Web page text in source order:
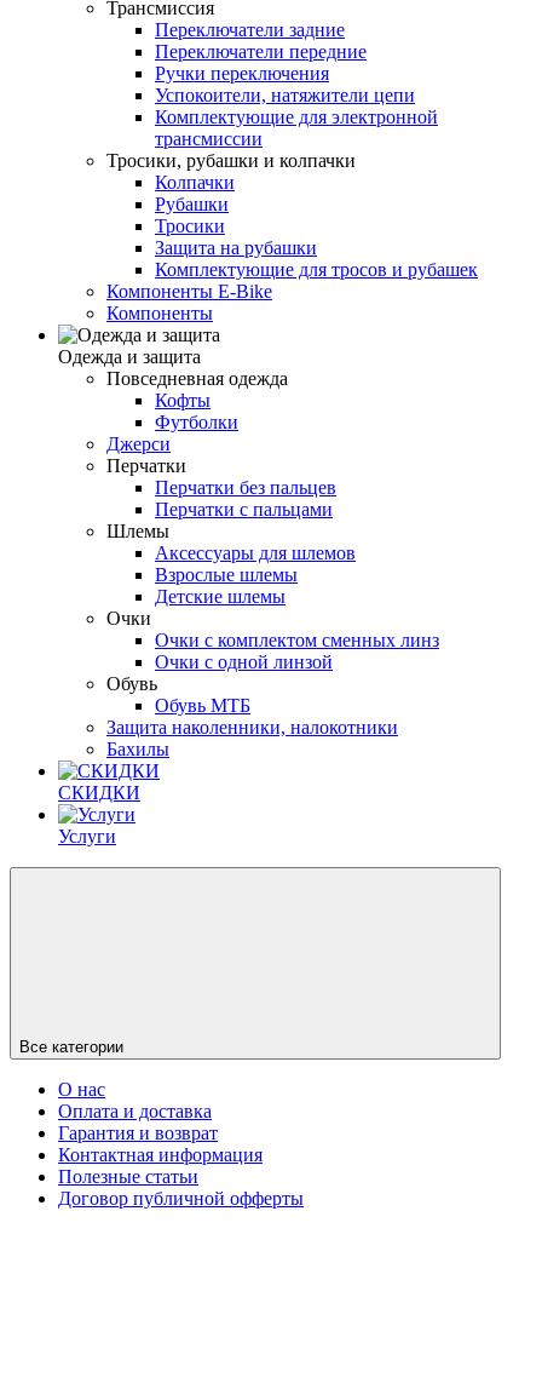
Трансмиссия
Переключатели задние
Переключатели передние
Ручки переключения
Успокоители, натяжители цепи
Комплектующие для электронной
трансмиссии
Тросики, рубашки и колпачки
Колпачки
Рубашки
Тросики
Защита на рубашки
Комплектующие для тросов и рубашек
Компоненты E-Bike
Компоненты
Одежда и защита
Повседневная одежда
Кофты
Футболки
Джерси
Перчатки
Перчатки без пальцев
Перчатки с пальцами
Шлемы
Аксессуары для шлемов
Взрослые шлемы
Детские шлемы
Очки
Очки с комплектом сменных линз
Очки с одной линзой
Обувь
Обувь МТБ
Защита наколенники, налокотники
Бахилы
СКИДКИ
Услуги
Все категории
О нас
Оплата и доставка
Гарантия и возврат
Контактная информация
Полезные статьи
Договор публичной офферты